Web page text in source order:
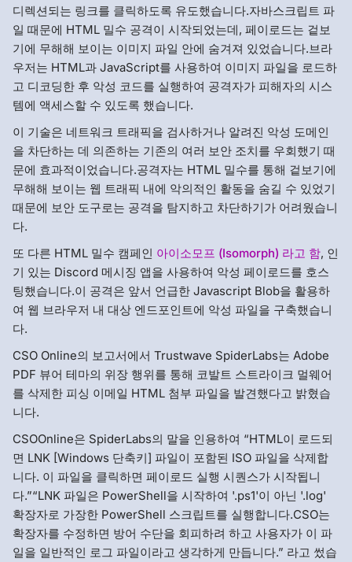
디렉션되는 링크를 클릭하도록 유도했습니다.자바스크립트 파
일 때문에 HTML 밀수 공격이 시작되었는데, 페이로드는 겉보
기에 무해해 보이는 이미지 파일 안에 숨겨져 있었습니다.브라
우저는 HTML과 JavaScript를 사용하여 이미지 파일을 로드하
고 디코딩한 후 악성 코드를 실행하여 공격자가 피해자의 시스
템에 액세스할 수 있도록 했습니다.
이 기술은 네트워크 트래픽을 검사하거나 알려진 악성 도메인
을 차단하는 데 의존하는 기존의 여러 보안 조치를 우회했기 때
문에 효과적이었습니다.공격자는 HTML 밀수를 통해 겉보기에
무해해 보이는 웹 트래픽 내에 악의적인 활동을 숨길 수 있었기
때문에 보안 도구로는 공격을 탐지하고 차단하기가 어려웠습니
다.
또 다른 HTML 밀수 캠페인 아이소모프 (Isomorph) 라고 함, 인
기 있는 Discord 메시징 앱을 사용하여 악성 페이로드를 호스
팅했습니다.이 공격은 앞서 언급한 Javascript Blob을 활용하
여 웹 브라우저 내 대상 엔드포인트에 악성 파일을 구축했습니
다.
CSO Online의 보고서에서 Trustwave SpiderLabs는 Adobe
PDF 뷰어 테마의 위장 행위를 통해 코발트 스트라이크 멀웨어
를 삭제한 피싱 이메일 HTML 첨부 파일을 발견했다고 밝혔습
니다.
CSOOnline은 SpiderLabs의 말을 인용하여 “HTML이 로드되
면 LNK [Windows 단축키] 파일이 포함된 ISO 파일을 삭제합
니다. 이 파일을 클릭하면 페이로드 실행 시퀀스가 시작됩니
다.”“LNK 파일은 PowerShell을 시작하여 '.ps1'이 아닌 '.log'
확장자로 가장한 PowerShell 스크립트를 실행합니다.CSO는
확장자를 수정하면 방어 수단을 회피하려 하고 사용자가 이 파
일을 일반적인 로그 파일이라고 생각하게 만듭니다.” 라고 썼습